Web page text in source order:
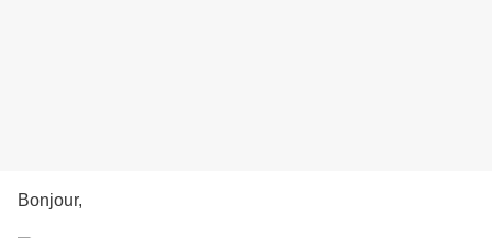
Bonjour,